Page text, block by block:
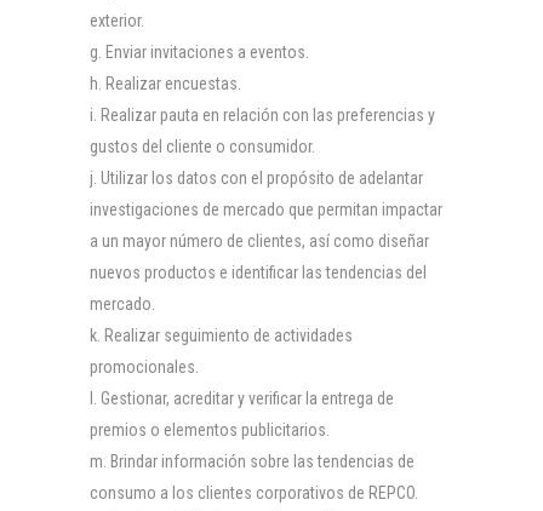
exterior.
Enviar invitaciones a eventos.
Realizar encuestas.
Realizar pauta en relación con las preferencias y
gustos del cliente o consumidor.
Utilizar los datos con el propósito de adelantar
investigaciones de mercado que permitan impactar
a un mayor número de clientes, así como diseñar
nuevos productos e identificar las tendencias del
mercado.
Realizar seguimiento de actividades
promocionales.
Gestionar, acreditar y verificar la entrega de
premios o elementos publicitarios.
Brindar información sobre las tendencias de
consumo a los clientes corporativos de REPCO.